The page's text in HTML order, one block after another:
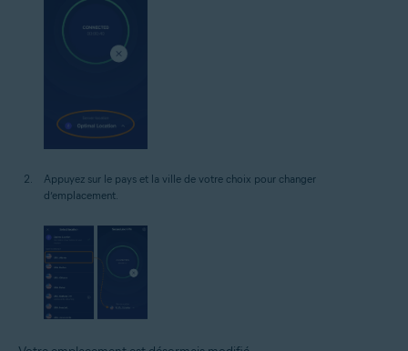
Appuyez sur le pays et la ville de votre choix pour changer
d’emplacement.